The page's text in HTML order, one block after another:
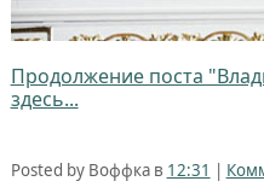
Продолжение поста
здесь...
Posted by Воффка в 12:31 |